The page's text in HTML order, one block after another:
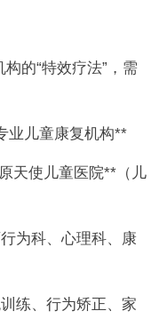
的“特效疗法”，需
业儿童康复机构**
天使儿童医院**（儿
为科、心理科、康
练、行为矫正、家